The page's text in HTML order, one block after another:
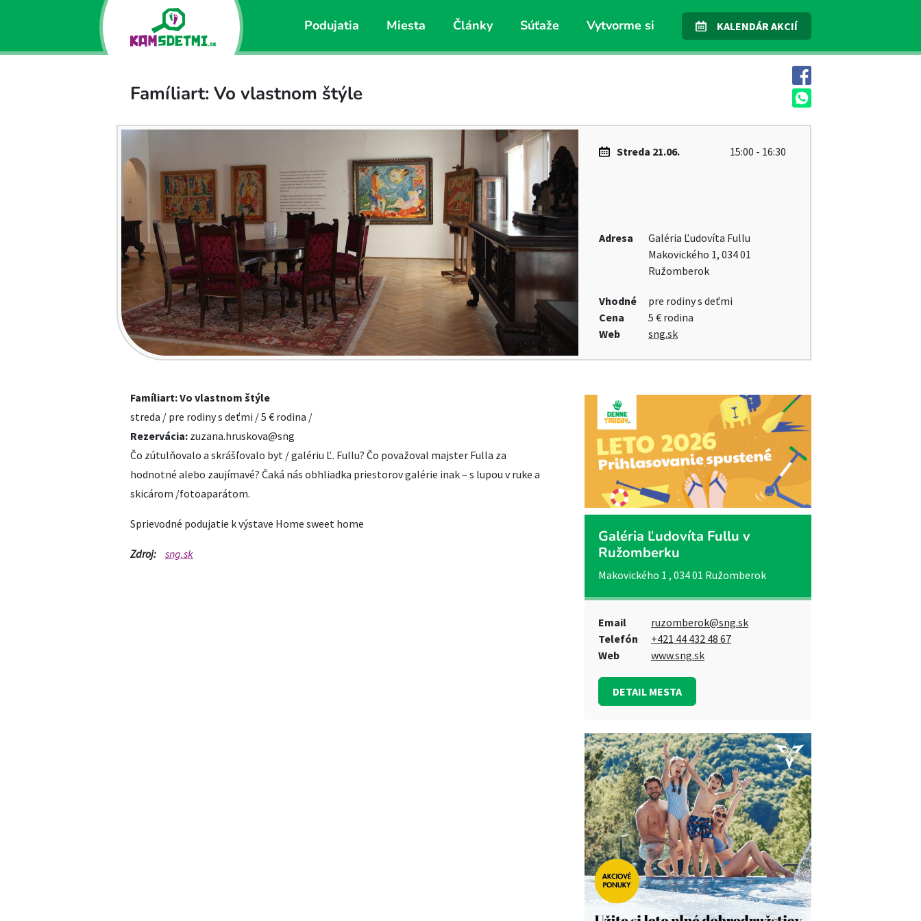
Podujatia Miesta Články Súťaže Vytvorme si KALENDÁR AKCIÍ
Famíliart: Vo vlastnom štýle
Streda 21.06. 15:00 - 16:30
Adresa
Galéria Ľudovíta Fullu
Makovického 1, 034 01
Ružomberok
Vhodné
pre rodiny s deťmi
Cena
5 € rodina
Web
sng.sk
Famíliart: Vo vlastnom štýle
streda / pre rodiny s deťmi / 5 € rodina /
Rezervácia: zuzana.hruskova@sng
Čo zútulňovalo a skrášľovalo byt / galériu Ľ. Fullu? Čo považoval majster Fulla za
hodnotné alebo zaujímavé? Čaká nás obhliadka priestorov galérie inak – s lupou v ruke a
skicárom /fotoaparátom.
Sprievodné podujatie k výstave Home sweet home
Zdroj: sng.sk
Galéria Ľudovíta Fullu v
Ružomberku
Makovického 1 , 034 01 Ružomberok
Email
ruzomberok@sng.sk
Telefón
+421 44 432 48 67
Web
www.sng.sk
DETAIL MESTA